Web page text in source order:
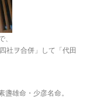
社ヲ合併」して「代田
雄命・少彦名命。